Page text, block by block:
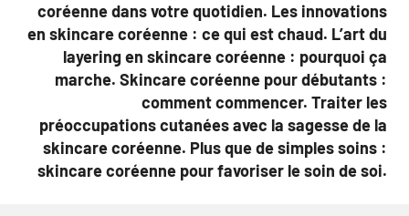
coréenne dans votre quotidien. Les innovations
en skincare coréenne : ce qui est chaud. L’art du
layering en skincare coréenne : pourquoi ça
marche. Skincare coréenne pour débutants :
comment commencer. Traiter les
préoccupations cutanées avec la sagesse de la
skincare coréenne. Plus que de simples soins :
skincare coréenne pour favoriser le soin de soi.